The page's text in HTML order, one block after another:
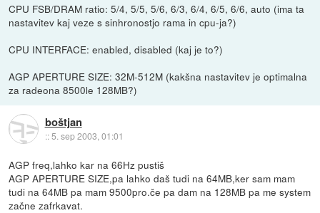
CPU FSB/DRAM ratio: 5/4, 5/5, 5/6, 6/3, 6/4, 6/5, 6/6, auto (ima ta
nastavitev kaj veze s sinhronostjo rama in cpu-ja?)
CPU INTERFACE: enabled, disabled (kaj je to?)
AGP APERTURE SIZE: 32M-512M (kakšna nastavitev je optimalna
za radeona 8500le 128MB?)
boštjan
::5. sep 2003, 01:01
AGP freq,lahko kar na 66Hz pustiš
AGP APERTURE SIZE,pa lahko daš tudi na 64MB,ker sam mam
tudi na 64MB pa mam 9500pro.če pa dam na 128MB pa me system
začne zafrkavat.